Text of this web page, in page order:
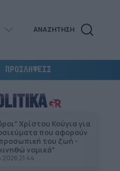
ΑΝΑΖΗΤΗΣΗ
ΠΡΟΣΛΗΨΕΙΣ
Χρίστου Κούγια για
που αφορούν
του ζωή -
νομικά"
21:44